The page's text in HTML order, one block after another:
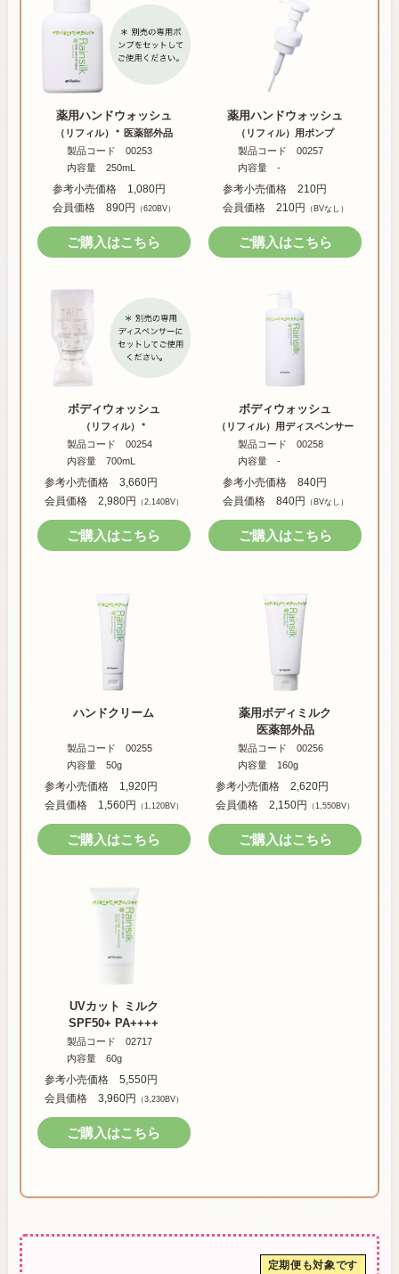
薬用ハンドウォッシュ
（リフィル） ＊
医薬部外品
製品コード 00253
内容量 250mL
参考小売価格 1,080円
会員価格 890円
（620BV）
ご購入はこちら
薬用ハンドウォッシュ
（リフィル）用ポンプ
製品コード 00257
内容量 -
参考小売価格 210円
会員価格 210円
（BVなし）
ご購入はこちら
ボディウォッシュ
（リフィル） ＊
製品コード 00254
内容量 700mL
参考小売価格 3,660円
会員価格 2,980円
（2,140BV）
ご購入はこちら
ボディウォッシュ
（リフィル）用ディスペンサー
製品コード 00258
内容量 -
参考小売価格 840円
会員価格 840円
（BVなし）
ご購入はこちら
ハンドクリーム
製品コード 00255
内容量 50g
参考小売価格 1,920円
会員価格 1,560円
（1,120BV）
ご購入はこちら
薬用ボディミルク
医薬部外品
製品コード 00256
内容量 160g
参考小売価格 2,620円
会員価格 2,150円
（1,550BV）
ご購入はこちら
UVカット ミルク
SPF50+ PA++++
製品コード 02717
内容量 60g
参考小売価格 5,550円
会員価格 3,960円
（3,230BV）
ご購入はこちら
定期便も対象です